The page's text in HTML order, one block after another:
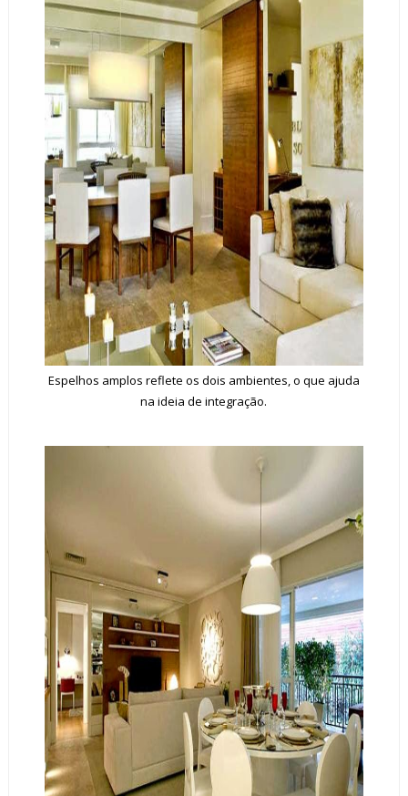
Espelhos amplos reflete os dois ambientes, o que ajuda
na ideia de integração.